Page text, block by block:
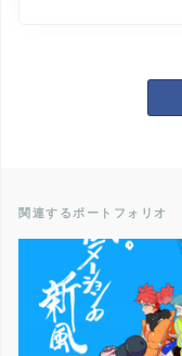
関連するポートフォリオ